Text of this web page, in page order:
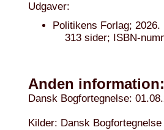
Udgaver:
Politikens Forlag; 2026.
313 sider; ISBN-
Anden information:
Dansk Bogfortegnelse:
Kilder: Dansk Bogfortegnelse